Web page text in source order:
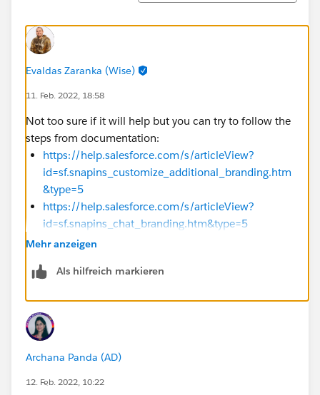
Evaldas Zaranka (Wise)
11. Feb. 2022, 18:58
Not too sure if it will help but you can try to follow the
steps from documentation:
https://help.salesforce.com/s/articleView?
id=sf.snapins_customize_additional_branding.htm
&type=5
https://help.salesforce.com/s/articleView?
id=sf.snapins_chat_branding.htm&type=5
Mehr anzeigen
Als hilfreich markieren
Archana Panda (AD)
12. Feb. 2022, 10:22